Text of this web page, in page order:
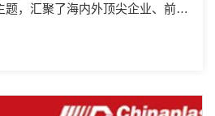
题，汇聚了海内外顶尖企业、前沿
台，解锁橡塑产业高质量发展新